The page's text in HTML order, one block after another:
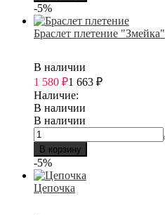
-5%
Браслет плетение "Змейка"
В наличии
1 580 ₽1 663 ₽
Наличие:
В наличии
В наличии
В корзину
-5%
Цепочка